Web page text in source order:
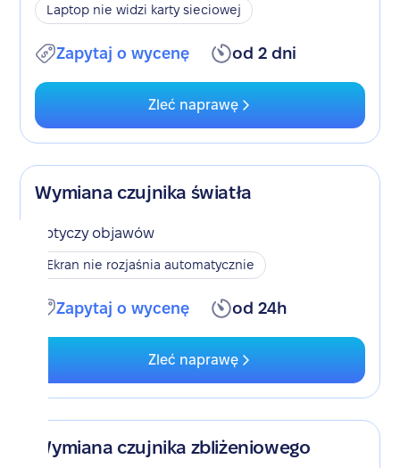
Laptop nie widzi karty sieciowej
Zapytaj o wycenę od 2 dni
Zleć naprawę
Wymiana czujnika światła
Dotyczy objawów
Ekran nie rozjaśnia automatycznie
Zapytaj o wycenę od 24h
Zleć naprawę
Wymiana czujnika zbliżeniowego